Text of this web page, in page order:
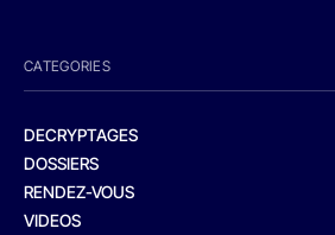
CATEGORIES
DECRYPTAGES
DOSSIERS
RENDEZ-VOUS
VIDEOS